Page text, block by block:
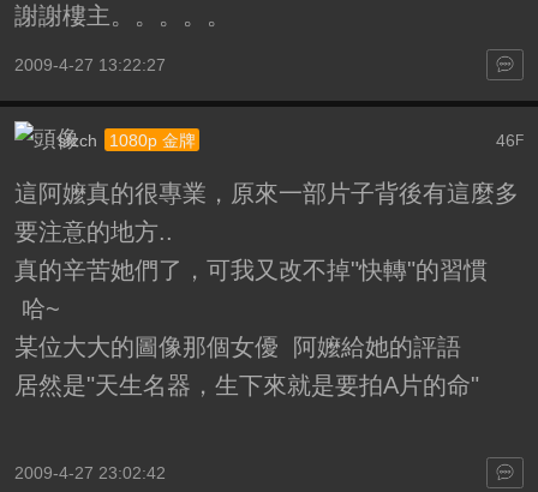
謝謝樓主。。。。。
2009-4-27 13:22:27
46 F
sfzch 1080p 金牌
這阿嬤真的很專業，原來一部片子背後有這麼多
要注意的地方..
真的辛苦她們了，可我又改不掉"快轉"的習慣
哈~
某位大大的圖像那個女優 阿嬤給她的評語
居然是"天生名器，生下來就是要拍A片的命"
2009-4-27 23:02:42